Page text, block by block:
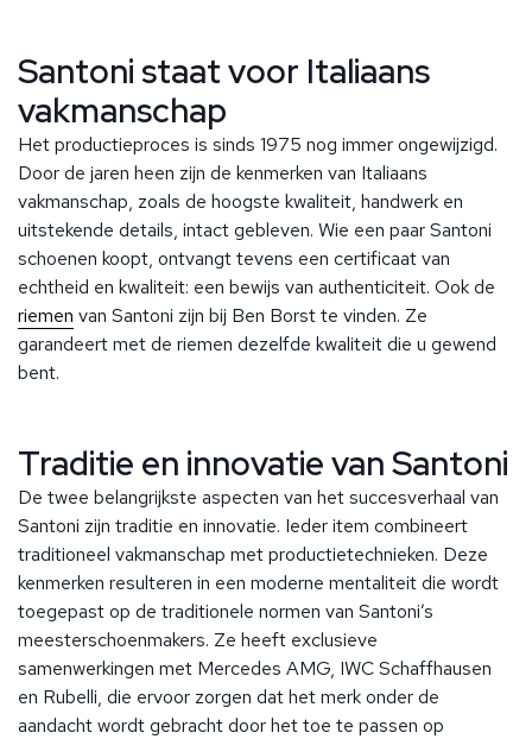
Santoni staat voor Italiaans
vakmanschap
Het productieproces is sinds 1975 nog immer ongewijzigd.
Door de jaren heen zijn de kenmerken van Italiaans
vakmanschap, zoals de hoogste kwaliteit, handwerk en
uitstekende details, intact gebleven. Wie een paar Santoni
schoenen koopt, ontvangt tevens een certificaat van
echtheid en kwaliteit: een bewijs van authenticiteit. Ook de
riemen van Santoni zijn bij Ben Borst te vinden. Ze
garandeert met de riemen dezelfde kwaliteit die u gewend
bent.
Traditie en innovatie van Santoni
De twee belangrijkste aspecten van het succesverhaal van
Santoni zijn traditie en innovatie. Ieder item combineert
traditioneel vakmanschap met productietechnieken. Deze
kenmerken resulteren in een moderne mentaliteit die wordt
toegepast op de traditionele normen van Santoni’s
meesterschoenmakers. Ze heeft exclusieve
samenwerkingen met Mercedes AMG, IWC Schaffhausen
en Rubelli, die ervoor zorgen dat het merk onder de
aandacht wordt gebracht door het toe te passen op